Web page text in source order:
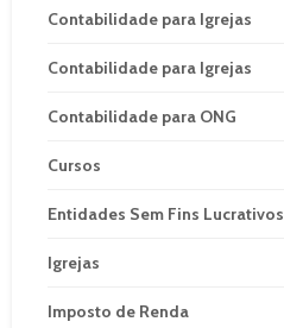
Contabilidade para Igrejas
Contabilidade para Igrejas
Contabilidade para ONG
Cursos
Entidades Sem Fins Lucrativos
Igrejas
Imposto de Renda